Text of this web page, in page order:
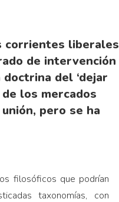
corrientes liberales
de intervención
del ‘dejar
los mercados
pero se ha
filosóficos que podrían
taxonomías, con